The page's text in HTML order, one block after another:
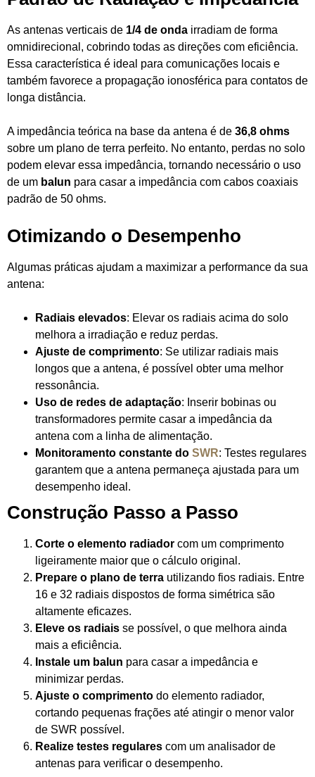
As antenas verticais de 1/4 de onda irradiam de forma
omnidirecional, cobrindo todas as direções com eficiência.
Essa característica é ideal para comunicações locais e
também favorece a propagação ionosférica para contatos de
longa distância.
A impedância teórica na base da antena é de 36,8 ohms
sobre um plano de terra perfeito. No entanto, perdas no solo
podem elevar essa impedância, tornando necessário o uso
de um balun para casar a impedância com cabos coaxiais
padrão de 50 ohms.
Otimizando o Desempenho
Algumas práticas ajudam a maximizar a performance da sua
antena:
Radiais elevados: Elevar os radiais acima do solo
melhora a irradiação e reduz perdas.
Ajuste de comprimento: Se utilizar radiais mais
longos que a antena, é possível obter uma melhor
ressonância.
Uso de redes de adaptação: Inserir bobinas ou
transformadores permite casar a impedância da
antena com a linha de alimentação.
Monitoramento constante do SWR: Testes regulares
garantem que a antena permaneça ajustada para um
desempenho ideal.
Construção Passo a Passo
Corte o elemento radiador com um comprimento
ligeiramente maior que o cálculo original.
Prepare o plano de terra utilizando fios radiais. Entre
16 e 32 radiais dispostos de forma simétrica são
altamente eficazes.
Eleve os radiais se possível, o que melhora ainda
mais a eficiência.
Instale um balun para casar a impedância e
minimizar perdas.
Ajuste o comprimento do elemento radiador,
cortando pequenas frações até atingir o menor valor
de SWR possível.
Realize testes regulares com um analisador de
antenas para verificar o desempenho.